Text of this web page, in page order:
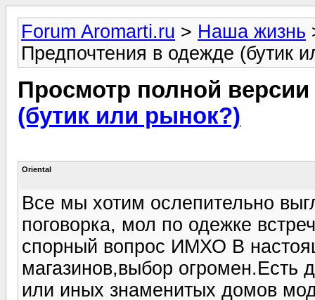
Forum Aromarti.ru > Наша жизнь
Предпочтения в одежде (бутик
Просмотр полной
(бутик или рынок?)
Oriental
Все мы хотим ослепительно
поговорка, мол по одежке
спорный вопрос ИМХО В
магазинов,выбор огромен.Есть
или иных знаменитых домов